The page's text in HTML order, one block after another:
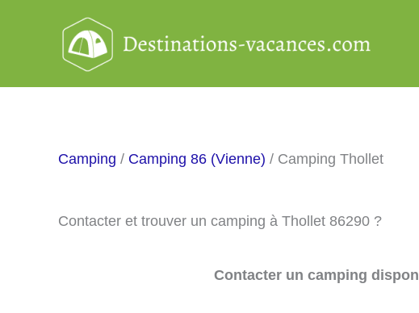
Camping / Camping 86 (Vienne) / Camping Thollet
Contacter et trouver un camping à Thollet 86290 ?
Contacter un camping